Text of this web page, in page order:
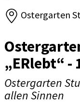
Ostergarten
„ERlebt“ -
Ostergarten
allen Sinnen